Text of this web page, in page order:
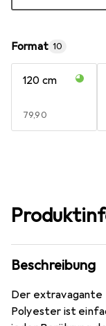
Format 10
120 cm
EUR
79,90
Beschreibung
Der extravagante
Polyester ist